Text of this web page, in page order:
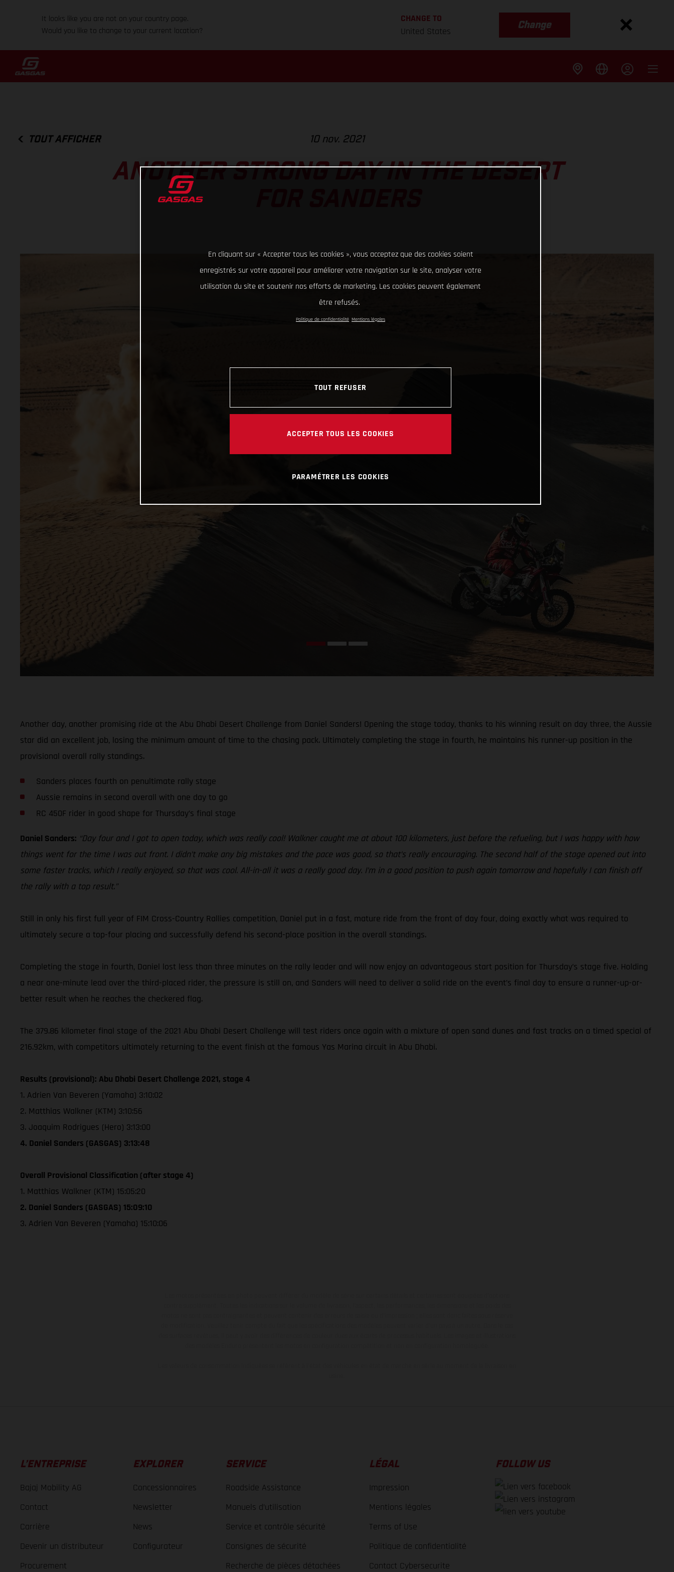
It looks like you are not on your country page.
Would you like to change to your current location?
CHANGE TO
United States
Change
TOUT AFFICHER 10 nov. 2021
ANOTHER STRONG DAY IN THE DESERT
Another day, another promising ride at the Abu Dhabi Desert Challenge from Daniel Sanders! Opening the stage today, thanks to his winning result on day three, the Aussie
star did an excellent job, losing the minimum amount of time to the chasing pack. Ultimately completing the stage in fourth, he maintains his runner-up position in the
provisional overall rally standings.
Sanders places fourth on penultimate rally stage
Aussie remains in second overall with one day to go
RC 450F rider in good shape for Thursday’s final stage
Daniel Sanders: “Day four and I got to open today, which was really cool! Walkner caught me at about 100 kilometers, just before the refueling, but I was happy with how
things went for the time I was out front. I didn’t make any big mistakes and the pace was good, so that’s really encouraging. The second half of the stage opened out into
some faster tracks, which I really enjoyed, so that was cool. All-in-all it was a really good day. I’m in a good position to push again tomorrow and hopefully I can finish off
the rally with a top result.”
Still in only his first full year of FIM Cross-Country Rallies competition, Daniel put in a fast, mature ride from the front of day four, doing exactly what was required to
ultimately secure a top-four placing and successfully defend his second-place position in the overall standings.
Completing the stage in fourth, Daniel lost less than three minutes on the rally leader and will now enjoy an advantageous start position for Thursday’s stage five. Holding
a near one-minute lead over the third-placed rider, the pressure is still on, and Sanders will need to deliver a solid ride on the event’s final day to ensure a runner-up-or-
better result when he reaches the checkered flag.
The 379.86 kilometer final stage of the 2021 Abu Dhabi Desert Challenge will test riders once again with a mixture of open sand dunes and fast tracks on a timed special of
216.92km, with competitors ultimately returning to the event finish at the famous Yas Marina circuit in Abu Dhabi.
Results (provisional): Abu Dhabi Desert Challenge 2021, stage 4
1. Adrien Van Beveren (Yamaha) 3:10:02
2. Matthias Walkner (KTM) 3:10:56
3. Joaquim Rodrigues (Hero) 3:13:00
4. Daniel Sanders (GASGAS) 3:13:48
Overall Provisional Classification (after stage 4)
1. Matthias Walkner (KTM) 15:05:20
2. Daniel Sanders (GASGAS) 15:09:10
3. Adrien Van Beveren (Yamaha) 15:10:06
L’ENTREPRISE
Bajaj Mobility AG
Contact
Carrière
Devenir un distributeur
Procurement
EXPLORER
Concessionnaires
Newsletter
News
Configurateur
SERVICE
Roadside Assistance
Manuels d’utilisation
Service et contrôle sécurité
Consignes de sécurité
Recherche de pièces détachées
LÉGAL
Impression
Mentions légales
Terms of Use
Politique de confidentialité
Contact Cybersecurite
FOLLOW US
En cliquant sur « Accepter tous les cookies », vous acceptez que des cookies soient
enregistrés sur votre appareil pour améliorer votre navigation sur le site, analyser votre
utilisation du site et soutenir nos efforts de marketing. Les cookies peuvent également
être refusés.
Politique de confidentialité Mentions légales
TOUT REFUSER
ACCEPTER TOUS LES COOKIES
PARAMÉTRER LES COOKIES